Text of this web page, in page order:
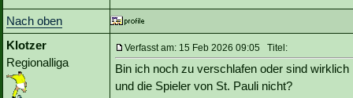
Nach oben
Klotzer
Regionalliga
Verfasst am: 15 Feb 2026 09:05 Titel:
Bin ich noch zu verschlafen oder sind
und die Spieler von St. Pauli nicht?